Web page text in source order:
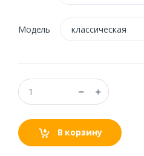
Модель классическая
В корзину